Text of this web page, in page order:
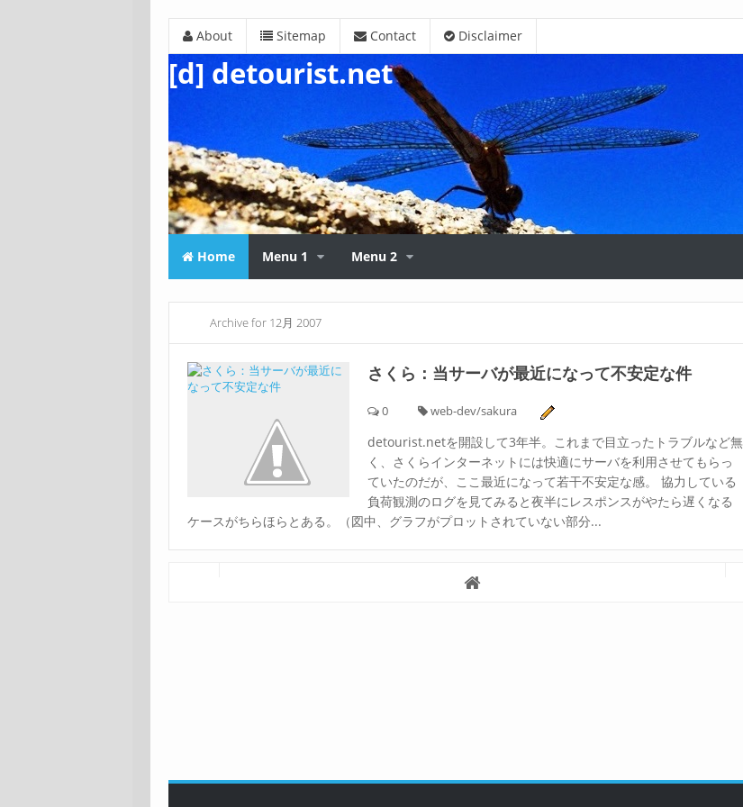
About Sitemap Contact Disclaimer
[d] detourist.net
Home Menu 1 Menu 2
Archive for 12月 2007
さくら：当サーバが最近になって不安定な件
0 web-dev/sakura
detourist.netを開設して3年半。これまで目立ったトラブルなど無
く、さくらインターネットには快適にサーバを利用させてもらっ
ていたのだが、ここ最近になって若干不安定な感。 協力している
負荷観測のログを見てみると夜半にレスポンスがやたら遅くなる
ケースがちらほらとある。（図中、グラフがプロットされていない部分...